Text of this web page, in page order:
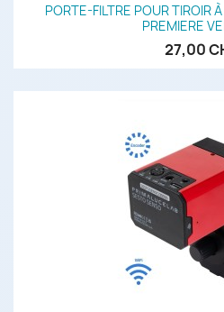
PORTE-FILTRE POUR TIROIR
PREMIERE
27,00